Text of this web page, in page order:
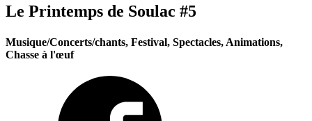
Le Printemps de Soulac #5
Musique/Concerts/chants, Festival, Spectacles, Animations,
Chasse à l'œuf